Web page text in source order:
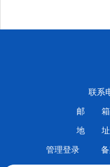
联系
邮 箱：
地 址：
管理登录